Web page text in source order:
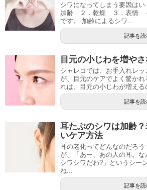
シワになってしまう要因はい
加齢 ２．乾燥 ３．表情
です。 加齢によるシワ...
記事を読
目元の小じわを増や
シャレコでは、お手入れレ
が、目元のケアでよく驚か
れは、目元の小じわが増える
記事を読
耳たぶのシワは加齢
いケア方法
耳の老化ってどんなのだろ
が、「あー、あの人の耳。な
シワシワだわ?」というシー
ね...
記事を読